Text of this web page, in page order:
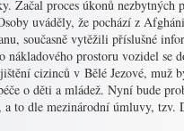
Začal proces úkonů
uváděly, že pochází z
současně vytěžili příslušné
prostoru vozidel se
cizinců v Bělé Jezové, muž
o děti a mládež. Nyní bude
to dle mezinárodní úmluvy, tzv.